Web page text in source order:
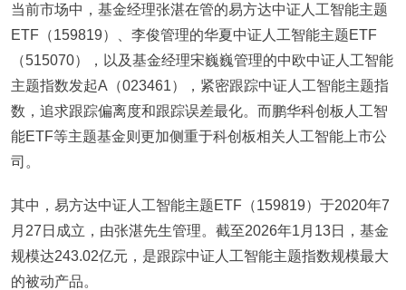
当前市场中，基金经理张湛在管的易方达中证人工智能主题
ETF（159819）、李俊管理的华夏中证人工智能主题ETF
（515070），以及基金经理宋巍巍管理的中欧中证人工智能
主题指数发起A（023461），紧密跟踪中证人工智能主题指
数，追求跟踪偏离度和跟踪误差最化。而鹏华科创板人工智
能ETF等主题基金则更加侧重于科创板相关人工智能上市公
司。
其中，易方达中证人工智能主题ETF（159819）于2020年7
月27日成立，由张湛先生管理。截至2026年1月13日，基金
规模达243.02亿元，是跟踪中证人工智能主题指数规模最大
的被动产品。